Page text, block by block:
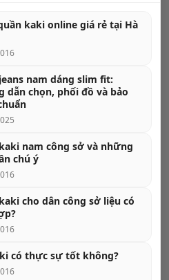
của sự lịch lãm
đồ cực chất theo từng hoàn
dáng người
ÁO NAM
kaki online giá rẻ tại Hà
nam dáng slim fit:
dẫn chọn, phối đồ và bảo
nam công sở và những
chú ý
cho dân công sở liệu có
có thực sự tốt không?